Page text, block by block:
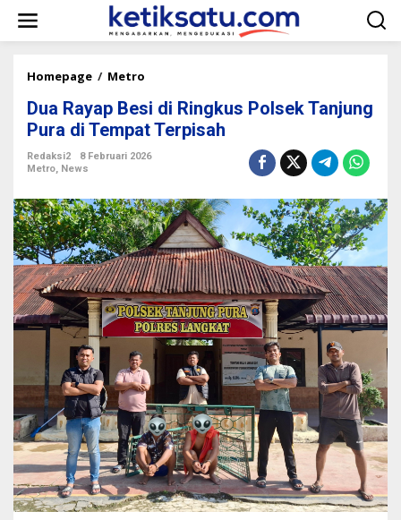
w
Homepage / Metro
a
R
a
y
B
e
s
i
d
i
R
i
n
k
u
s
P
o
l
s
e
k
T
Dua Rayap Besi di Ringkus Polsek Tanjung
Pura di Tempat Terpisah
Redaksi2
8 Februari 2026
Metro, News